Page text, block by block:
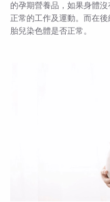
的孕期營養品，如果身體
正常的工作及運動。而在
胎兒染色體是否正常。